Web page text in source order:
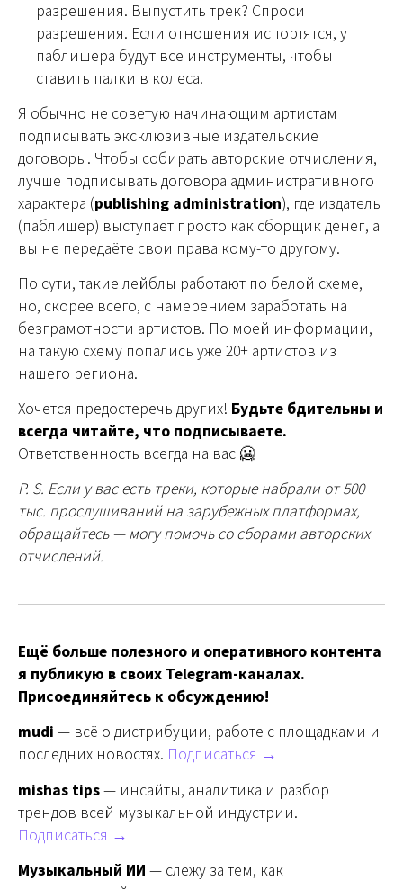
разрешения. Выпустить трек? Спроси
разрешения. Если отношения испортятся, у
паблишера будут все инструменты, чтобы
ставить палки в колеса.
Я обычно не советую начинающим артистам
подписывать эксклюзивные издательские
договоры. Чтобы собирать авторские отчисления,
лучше подписывать договора административного
характера (publishing administration), где издатель
(паблишер) выступает просто как сборщик денег, а
вы не передаёте свои права кому-то другому.
По сути, такие лейблы работают по белой схеме,
но, скорее всего, с намерением заработать на
безграмотности артистов. По моей информации,
на такую схему попались уже 20+ артистов из
нашего региона.
Хочется предостеречь других! Будьте бдительны и
всегда читайте, что подписываете.
Ответственность всегда на вас 🥶
P. S. Если у вас есть треки, которые набрали от 500
тыс. прослушиваний на зарубежных платформах,
обращайтесь — могу помочь со сборами авторских
отчислений.
Ещё больше полезного и оперативного контента
я публикую в своих Telegram-каналах.
Присоединяйтесь к обсуждению!
mudi — всё о дистрибуции, работе с площадками и
последних новостях. Подписаться →
mishas tips— инсайты, аналитика и разбор
трендов всей музыкальной индустрии.
Подписаться →
Музыкальный ИИ — слежу за тем, как